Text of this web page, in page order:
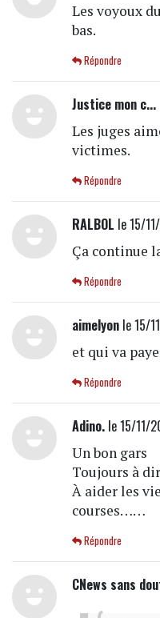
Les voyoux
bas.
Répondre
Justice mon c...
Les juges
victimes.
Répondre
RALBOL le 15/
Ça continue
Répondre
aimelyonle 15/
et qui va
Répondre
Adino.le 15/11/
Un bon gars
Toujours à
À aider les
courses……
Répondre
CNews sans